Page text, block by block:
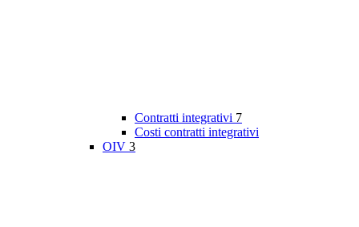
Contratti integrativi 7
Costi contratti integrativi
OIV 3